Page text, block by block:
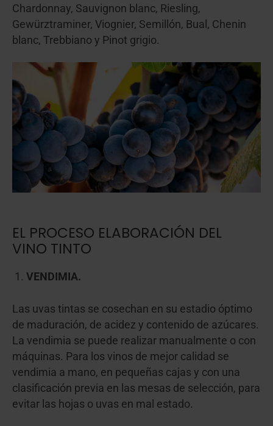
Chardonnay, Sauvignon blanc, Riesling,
Gewürztraminer, Viognier, Semillón, Bual, Chenin
blanc, Trebbiano y Pinot grigio.
EL PROCESO ELABORACIÓN DEL
VINO TINTO
VENDIMIA.
Las uvas tintas se cosechan en su estadio óptimo
de maduración, de acidez y contenido de azúcares.
La vendimia se puede realizar manualmente o con
máquinas. Para los vinos de mejor calidad se
vendimia a mano, en pequeñas cajas y con una
clasificación previa en las mesas de selección, para
evitar las hojas o uvas en mal estado.